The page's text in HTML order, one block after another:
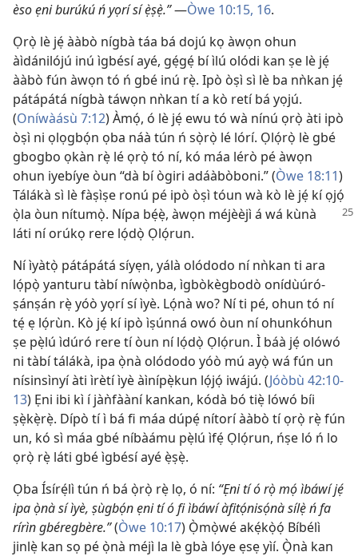
èso ẹni burúkú ń yọrí sí ẹ̀ṣẹ̀.”—Òwe 10:15, 16.
Ọrọ̀ lè jẹ́ ààbò nígbà táa bá dojú kọ àwọn ohun
àìdánilójú inú ìgbésí ayé, gẹ́gẹ́ bí ìlú olódi kan ṣe lè jẹ́
ààbò fún àwọn tó ń gbé inú rẹ̀. Ipò òṣì sì lè ba nǹkan jẹ́
pátápátá nígbà táwọn nǹkan tí a kò retí bá yọjú.
(Oníwàásù 7:12) Àmọ́, ó lè jẹ́ ewu tó wà nínú ọrọ̀ àti ipò
òṣì ni ọlọgbọ́n ọba náà tún ń sọ̀rọ̀ lé lórí. Ọlọ́rọ̀ lè gbé
gbogbo ọkàn rẹ̀ lé ọrọ̀ tó ní, kó máa lérò pé àwọn
ohun iyebíye òun “dà bí ògiri adáàbòboni.” (Òwe 18:11)
Tálákà sì lè fàṣìṣe ronú pé ipò òṣì tóun wà kò lè jẹ́ kí ọjọ́
ọ̀la òun nítumọ̀. Nípa bẹ́ẹ̀, àwọn méjèèjì á wá kùnà
láti ní orúkọ rere lọ́dọ̀ Ọlọ́run.
Ní ìyàtọ̀ pátápátá síyẹn, yálà olódodo ní nǹkan ti ara
lọ́pọ̀ yanturu tàbí níwọ̀nba, ìgbòkègbodò onídùúró-
ṣánṣán rẹ̀ yóò yọrí sí ìyè. Lọ́nà wo? Ní ti pé, ohun tó ní
tẹ́ ẹ lọ́rùn. Kò jẹ́ kí ipò ìṣúnná owó òun ní ohunkóhun
ṣe pẹ̀lú ìdúró rere tí òun ní lọ́dọ̀ Ọlọ́run. Ì báà jẹ́ olówó
ni tàbí tálákà, ipa ọ̀nà olódodo yóò mú ayọ̀ wá fún un
nísinsìnyí àti ìrètí ìyè àìnípẹ̀kun lọ́jọ́ iwájú. (Jóòbù 42:10-
13) Ẹni ibi kì í jàǹfààní kankan, kódà bó tiẹ̀ lówó bíi
ṣẹ̀kẹ̀rẹ̀. Dípò tí ì bá fi máa dúpẹ́ nítorí ààbò tí ọrọ̀ rẹ̀ fún
un, kó sì máa gbé níbàámu pẹ̀lú ìfẹ́ Ọlọ́run, ńṣe ló ń lo
ọrọ̀ rẹ̀ láti gbé ìgbésí ayé ẹ̀ṣẹ̀.
Ọba Ísírẹ́lì tún ń bá ọ̀rọ̀ rẹ̀ lọ, ó ní: “Ẹni tí ó rọ̀ mọ́ ìbáwí jẹ́
ipa ọ̀nà sí ìyè, ṣùgbọ́n ẹni tí ó fi ìbáwí àfitọ́nisọ́nà sílẹ̀ ń fa
rírìn gbéregbère.”(Òwe 10:17) Ọ̀mọ̀wé akẹ́kọ̀ọ́ Bíbélì
jinlẹ̀ kan sọ pé ọ̀nà méjì la lè gbà lóye ẹsẹ yìí. Ọ̀nà kan